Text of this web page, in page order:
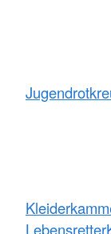
Lebensretter